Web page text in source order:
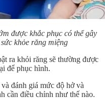
được khắc phục có thể gây
khỏe răng miệng
ra khỏi răng sẽ thường được
để phục hình.
đánh giá mức độ hở và
cần điều chỉnh như thế nào.